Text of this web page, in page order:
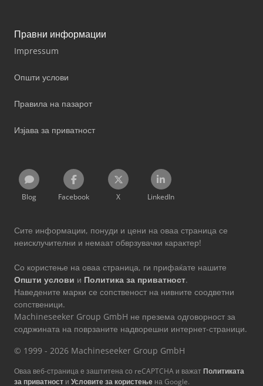
Правни информации
Impressum
Општи услови
Правила на пазарот
Изјава за приватност
Blog Facebook X LinkedIn
Сите информации, понуди и цени на оваа страница се
неисклучителни и немаат обврзувачки карактер!
Со користење на оваа страница, ги прифаќате нашите
Општи услови и Политика за приватност.
Наведените марки се сопственост на нивните соодветни
сопственици.
Machineseeker Group GmbH не презема одговорност за
содржината на поврзаните надворешни интернет-страници.
© 1999 - 2026 Machineseeker Group GmbH
Оваа веб-страница е заштитена со reCAPTCHA и важат Политиката
за приватност и Условите за користење на Google.